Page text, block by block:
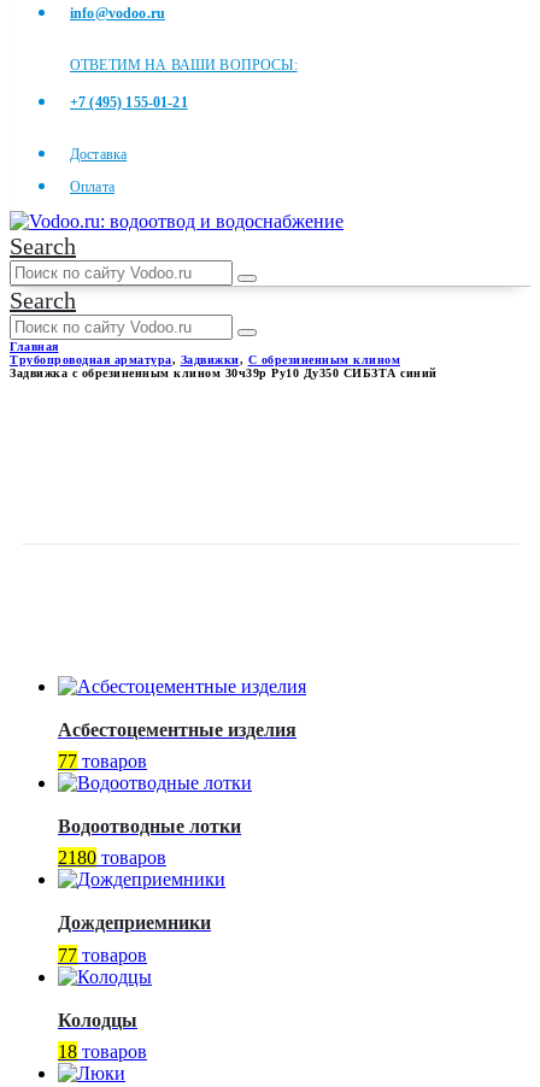
info@vodoo.ru
ОТВЕТИМ НА ВАШИ ВОПРОСЫ:
+7 (495) 155-01-21
Доставка
Оплата
Search
Search
Главная
Трубопроводная арматура, Задвижки, С обрезиненным клином
Задвижка с обрезиненным клином 30ч39р Ру10 Ду350 СИБЗТА синий
Асбестоцементные изделия
77 товаров
Водоотводные лотки
2180 товаров
Дождеприемники
77 товаров
Колодцы
18 товаров